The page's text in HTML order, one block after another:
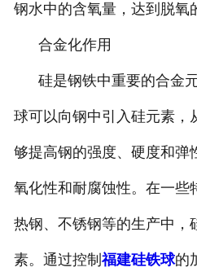
钢水中的含氧量，达到脱氧
合金化作用
硅是钢铁中重要的合金元
球可以向钢中引入硅元素，
够提高钢的强度、硬度和弹
氧化性和耐腐蚀性。在一些
热钢、不锈钢等的生产中，
素。通过控制 福建硅铁球的